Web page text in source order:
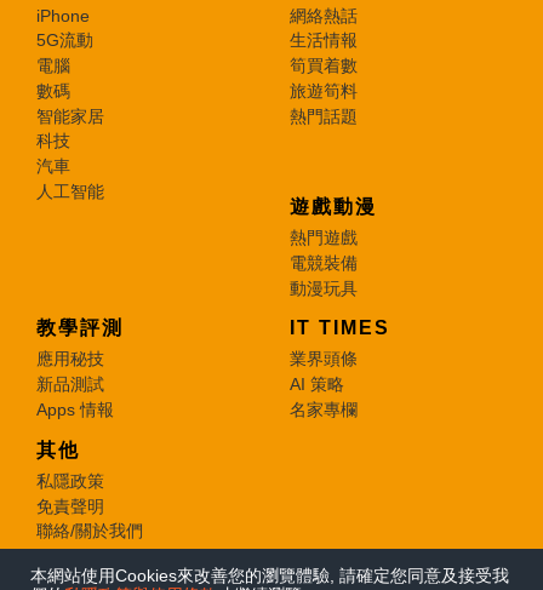
本網站使用Cookies來改善您的瀏覽體驗, 請確定您同意及接受我
iPhone
5G流動
電腦
數碼
智能家居
科技
汽車
人工智能
網絡熱話
生活情報
筍買着數
旅遊筍料
熱門話題
遊戲動漫
熱門遊戲
電競裝備
動漫玩具
教學評測
應用秘技
新品測試
Apps 情報
IT TIMES
業界頭條
AI 策略
名家專欄
其他
私隱政策
免責聲明
聯絡/關於我們
© 2026 e-zone. All Rights Reserved.